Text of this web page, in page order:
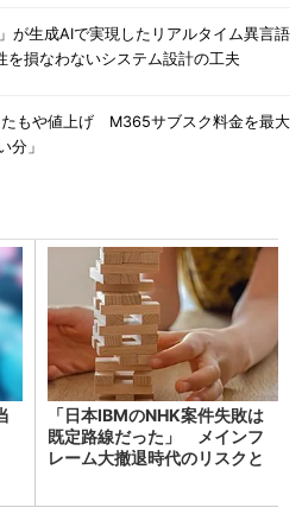
が生成AIで実現したリアルタイム異言語
損なわないシステム設計の工夫
もや値上げ M365サブスク料金を最大
分」
「日本IBMのNHK案件失敗は
既定路線だった」 メインフ
レーム大撤退時代のリスクと